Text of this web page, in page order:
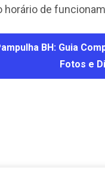
horário de